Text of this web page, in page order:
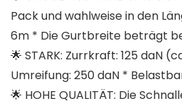
Pack und wahlweise in den
6m * Die Gurtbreite beträgt
🌟 STARK: Zurrkraft: 125 daN
Umreifung: 250 daN *
🌟 HOHE QUALITÄT: Die